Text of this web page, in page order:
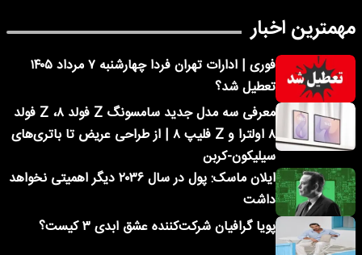
مهمترین اخبار
فوری | ادارات تهران فردا چهارشنبه ۷ مرداد ۱۴۰۵
تعطیل شد؟
معرفی سه مدل جدید سامسونگ Z فولد ۸، Z فولد
۸ اولترا و Z فلیپ ۸ | از طراحی عریض تا باتری‌های
سیلیکون-کربن
ایلان ماسک: پول در سال ۲۰۳۶ دیگر اهمیتی نخواهد
داشت
پویا گرافیان شرکت‌کننده عشق ابدی ۳ کیست؟